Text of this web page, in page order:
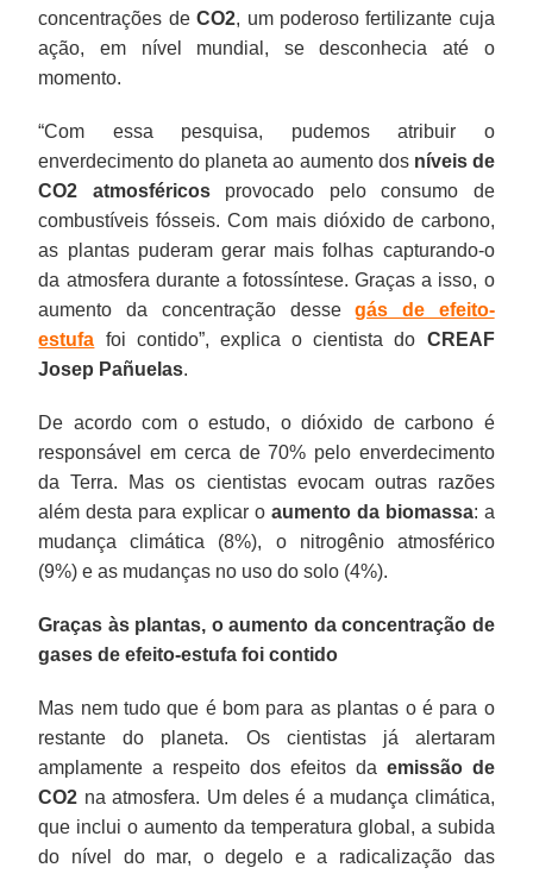
concentrações deCO2, um poderoso fertilizante cuja
ação, em nível mundial, se desconhecia até o
momento.
“Com essa pesquisa, pudemos atribuir o
enverdecimento do planeta ao aumento dos níveis de
CO2 atmosféricosprovocado pelo consumo de
combustíveis fósseis. Com mais dióxido de carbono,
as plantas puderam gerar mais folhas capturando-o
da atmosfera durante a fotossíntese. Graças a isso, o
aumento da concentração dessegás de efeito-
estufa foi contido”, explica o cientista do CREAF
Josep Pañuelas.
De acordo com o estudo, o dióxido de carbono é
responsável em cerca de 70% pelo enverdecimento
da Terra. Mas os cientistas evocam outras razões
além desta para explicar o aumento da biomassa: a
mudança climática (8%), o nitrogênio atmosférico
(9%) e as mudanças no uso do solo (4%).
Graças às plantas, o aumento da concentração de
gases de efeito-estufa foi contido
Mas nem tudo que é bom para as plantas o é para o
restante do planeta. Os cientistas já alertaram
amplamente a respeito dos efeitos da emissão de
CO2 na atmosfera. Um deles é a mudança climática,
que inclui o aumento da temperatura global, a subida
do nível do mar, o degelo e a radicalização das